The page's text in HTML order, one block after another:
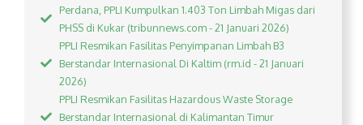
Perdana, PPLI Kumpulkan 1.403 Ton Limbah Migas dari
PHSS di Kukar (tribunnews.com - 21 Januari 2026)
PPLI Resmikan Fasilitas Penyimpanan Limbah B3
Berstandar Internasional Di Kaltim (rm.id - 21 Januari
2026)
PPLI Resmikan Fasilitas Hazardous Waste Storage
Berstandar Internasional di Kalimantan Timur